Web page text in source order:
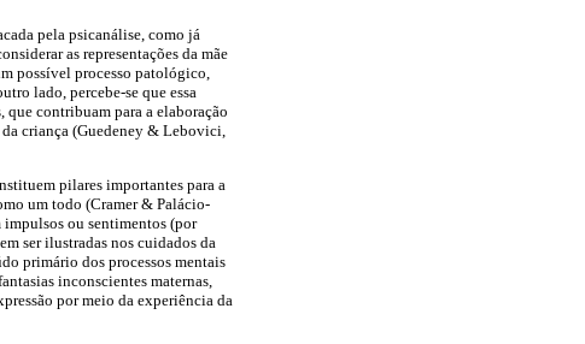
pela psicanálise, como já
as representações da mãe
possível processo patológico,
lado, percebe-se que essa
contribuam para a elaboração
criança (Guedeney & Lebovici,
pilares importantes para a
um todo (Cramer & Palácio-
impulsos ou sentimentos (por
ser ilustradas nos cuidados da
primário dos processos mentais
inconscientes maternas,
por meio da experiência da